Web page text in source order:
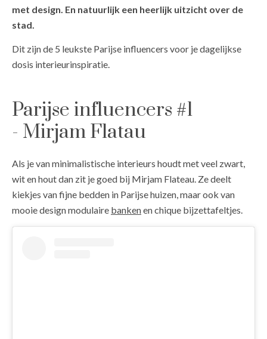
met design. En natuurlijk een heerlijk uitzicht over de
stad.
Dit zijn de 5 leukste Parijse influencers voor je dagelijkse
dosis interieurinspiratie.
Parijse influencers #1
- Mirjam Flatau
Als je van minimalistische interieurs houdt met veel zwart,
wit en hout dan zit je goed bij Mirjam Flateau. Ze deelt
kiekjes van fijne bedden in Parijse huizen, maar ook van
mooie design modulaire bankenen chique bijzettafeltjes.